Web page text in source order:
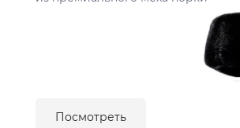
Посмотреть